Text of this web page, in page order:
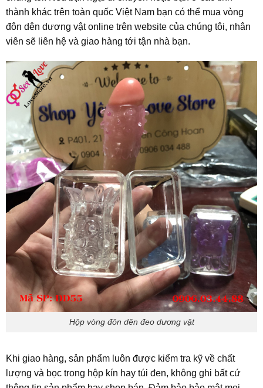
thành khác trên toàn quốc Việt Nam bạn có thể mua vòng
đôn dên dương vật online trên website của chúng tôi, nhân
viên sẽ liên hệ và giao hàng tới tận nhà bạn.
Hộp vòng đôn dên đeo dương vật
Khi giao hàng, sản phẩm luôn được kiểm tra kỹ về chất
lượng và bọc trong hộp kín hay túi đen, không ghi bất cứ